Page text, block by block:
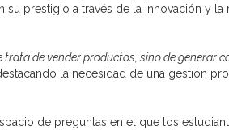
su prestigio a través de la innovación y la
trata de vender productos, sino de generar
la necesidad de una gestión
de preguntas en el que los